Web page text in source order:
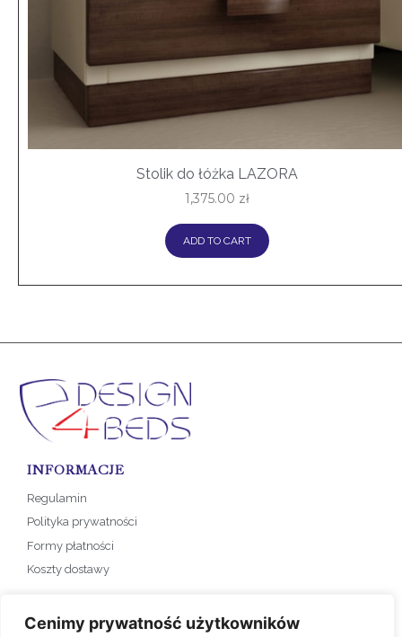
Cenimy prywatność użytkowników
Stolik do łóżka LAZORA
1,375.00 zł
ADD TO CART
INFORMACJE
Regulamin
Polityka prywatności
Formy płatności
Koszty dostawy
SKLEP